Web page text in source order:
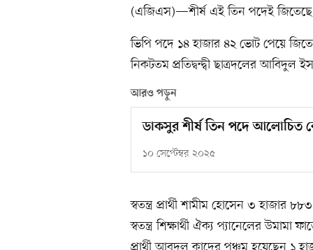
(এজিএস)—শীর্ষ এই তিন পদেই জিতেছে
ভিপি পদে ১৪ হাজার ৪২ ভোট পেয়ে
নিকটতম প্রতিদ্বন্দ্বী ছাত্রদলের আবিদুল
আরও পড়ুন
ডাকসুর শীর্ষ তিন পদে আলোচিত
১০ সেপ্টেম্বর ২০২৫
স্বতন্ত্র প্রার্থী শামীম হোসেন ৩
স্বতন্ত্র শিক্ষার্থী ঐক্য প্যানেলের উমামা